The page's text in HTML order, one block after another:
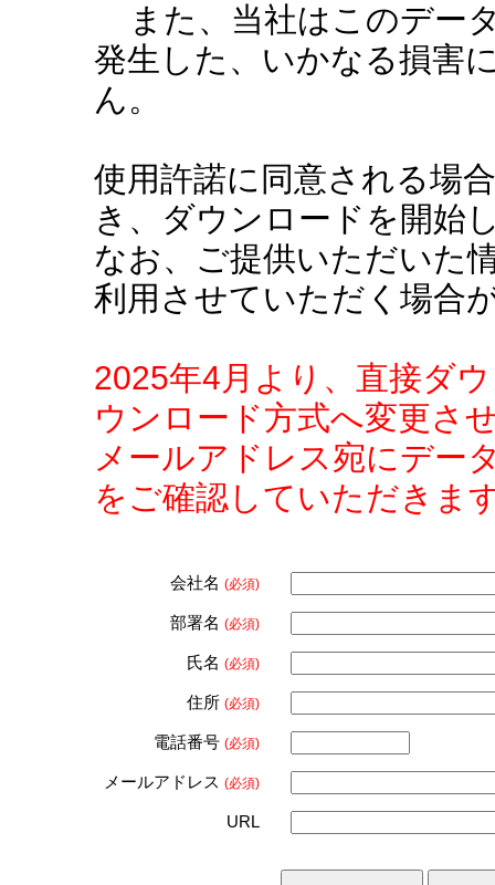
また、当社はこのデー
発生した、いかなる損害
ん。
使用許諾に同意される場
き、ダウンロードを開始
なお、ご提供いただいた
利用させていただく場合
2025年4月より、直接ダ
ウンロード方式へ変更さ
メールアドレス宛にデー
をご確認していただきま
会社名 (必須)
部署名 (必須)
氏名 (必須)
住所 (必須)
電話番号 (必須)
メールアドレス (必須)
URL